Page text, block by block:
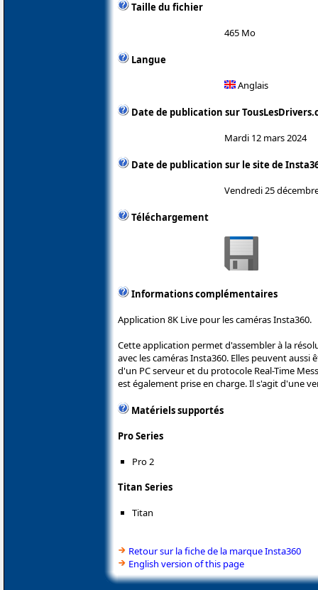
Taille du fichier
465 Mo
Langue
Anglais
Date de publication sur
Mardi 12 mars 2024
Date de publication sur le site de
Vendredi 25
Téléchargement
Informations complémentaires
Application 8K Live pour les caméras Insta360.
Cette application permet d'assembler à la
avec les caméras Insta360. Elles peuvent aussi
d'un PC serveur et du protocole Real-Time
est également prise en charge. Il s'agit d'une
Matériels supportés
Pro Series
Pro 2
Titan Series
Titan
Retour sur la fiche de la marque Insta360
English version of this page